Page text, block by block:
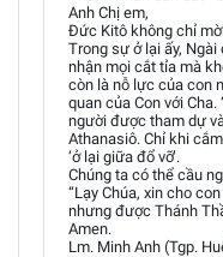
Anh Chị em,
Đức Kitô không chỉ
Trong sự ở lại ấy,
nhận mọi cắt tỉa mà
còn là nỗ lực của con
quan của Con với
người được tham dự
Athanasiô. Chỉ khi
‘ở lại giữa đổ vỡ’.
Chúng ta có thể cầu
“Lạy Chúa, xin cho
nhưng được Thánh
Amen.
Lm. Minh Anh (Tgp.